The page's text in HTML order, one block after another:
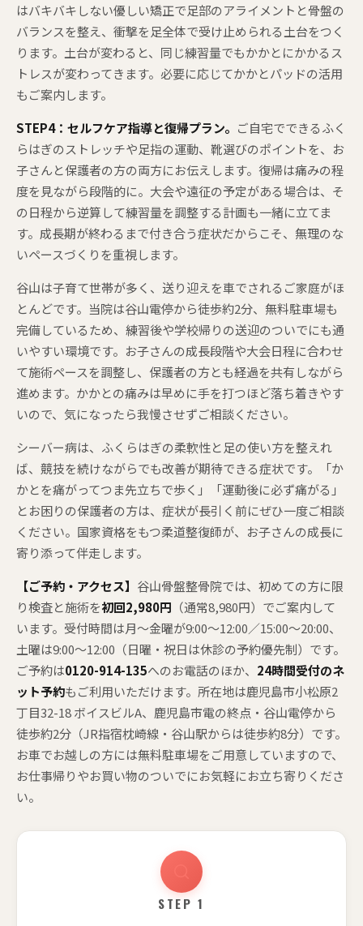
はバキバキしない優しい矯正で足部のアライメントと骨盤の
バランスを整え、衝撃を足全体で受け止められる土台をつく
ります。土台が変わると、同じ練習量でもかかとにかかるス
トレスが変わってきます。必要に応じてかかとパッドの活用
もご案内します。
STEP4：セルフケア指導と復帰プラン。 ご自宅でできるふく
らはぎのストレッチや足指の運動、靴選びのポイントを、お
子さんと保護者の方の両方にお伝えします。復帰は痛みの程
度を見ながら段階的に。大会や遠征の予定がある場合は、そ
の日程から逆算して練習量を調整する計画も一緒に立てま
す。成長期が終わるまで付き合う症状だからこそ、無理のな
いペースづくりを重視します。
谷山は子育て世帯が多く、送り迎えを車でされるご家庭がほ
とんどです。当院は谷山電停から徒歩約2分、無料駐車場も
完備しているため、練習後や学校帰りの送迎のついでにも通
いやすい環境です。お子さんの成長段階や大会日程に合わせ
て施術ペースを調整し、保護者の方とも経過を共有しながら
進めます。かかとの痛みは早めに手を打つほど落ち着きやす
いので、気になったら我慢させずご相談ください。
シーバー病は、ふくらはぎの柔軟性と足の使い方を整えれ
ば、競技を続けながらでも改善が期待できる症状です。「か
かとを痛がってつま先立ちで歩く」「運動後に必ず痛がる」
とお困りの保護者の方は、症状が長引く前にぜひ一度ご相談
ください。国家資格をもつ柔道整復師が、お子さんの成長に
寄り添って伴走します。
【ご予約・アクセス】 谷山骨盤整骨院では、初めての方に限
り検査と施術を初回2,980円 （通常8,980円）でご案内して
います。受付時間は月〜金曜が9:00〜12:00／15:00〜20:00、
土曜は9:00〜12:00（日曜・祝日は休診の予約優先制）です。
ご予約は0120-914-135へのお電話のほか、 24時間受付のネ
ット予約もご利用いただけます。所在地は鹿児島市小松原2
丁目32-18 ボイスビルA、鹿児島市電の終点・谷山電停から
徒歩約2分（JR指宿枕崎線・谷山駅からは徒歩約8分）です。
お車でお越しの方には無料駐車場をご用意していますので、
お仕事帰りやお買い物のついでにお気軽にお立ち寄りくださ
い。
STEP 1